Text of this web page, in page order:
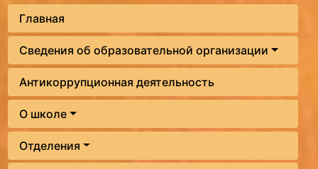
Главная
Сведения об образовательной организации
Антикоррупционная деятельность
О школе
Отделения